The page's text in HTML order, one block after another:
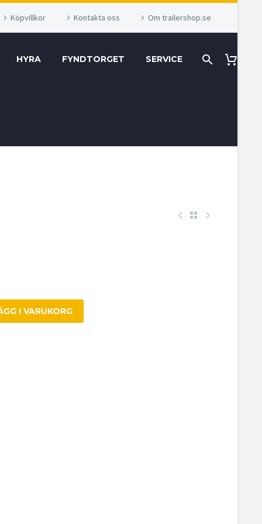
Köpvillkor Kontakta oss Om trailershop.se
HYRA FYNDTORGET SERVICE
I VARUKORG